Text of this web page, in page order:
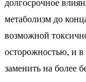
долгосрочное
метаболизм до
возможной
осторожностью, и
заменить на более